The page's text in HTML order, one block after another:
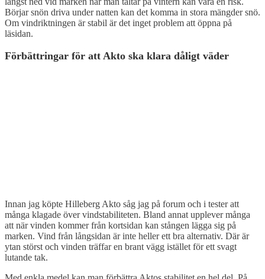
Börjar snön driva under natten kan det komma in stora mängder snö.
Om vindriktningen är stabil är det inget problem att öppna på
läsidan.
Förbättringar för att Akto ska klara dåligt väder
Innan jag köpte Hilleberg Akto såg jag på forum och i tester att
många klagade över vindstabiliteten. Bland annat upplever många
att när vinden kommer från kortsidan kan stången lägga sig på
marken. Vind från långsidan är inte heller ett bra alternativ. Där är
ytan störst och vinden träffar en brant vägg istället för ett svagt
lutande tak.